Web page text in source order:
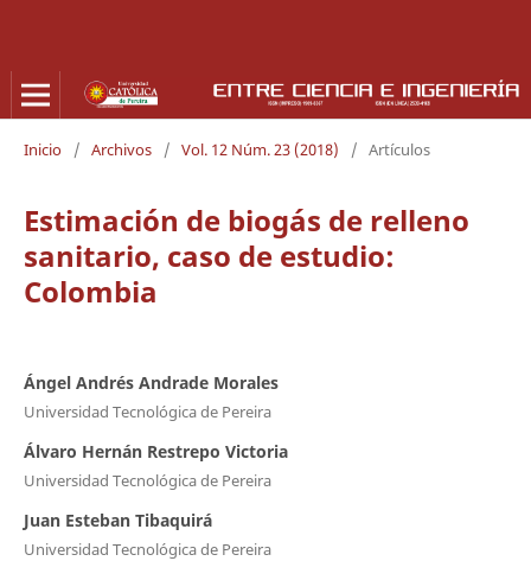
Inicio / Archivos / Vol. 12 Núm. 23 (2018) / Artículos
Estimación de biogás de relleno
sanitario, caso de estudio:
Colombia
Ángel Andrés Andrade Morales
Universidad Tecnológica de Pereira
Álvaro Hernán Restrepo Victoria
Universidad Tecnológica de Pereira
Juan Esteban Tibaquirá
Universidad Tecnológica de Pereira